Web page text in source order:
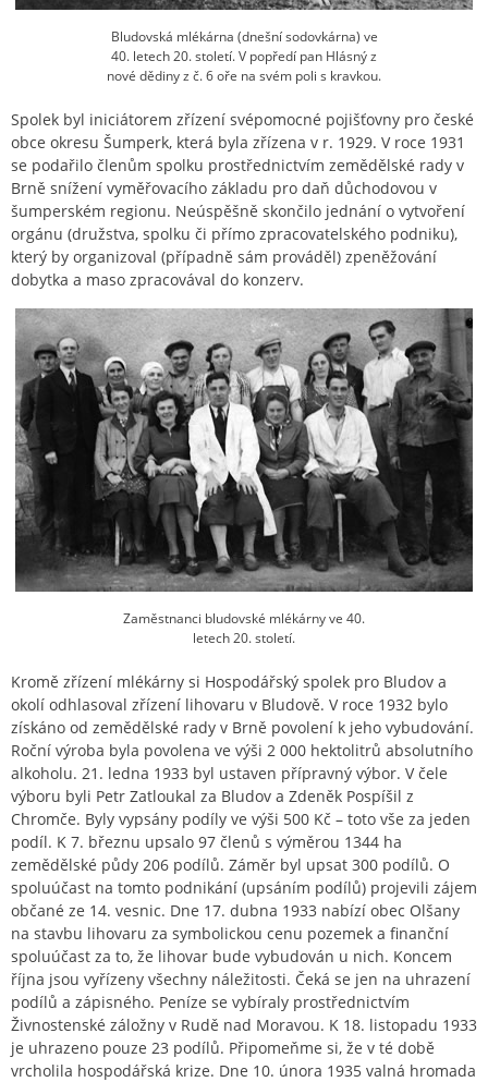
Bludovská mlékárna (dnešní sodovkárna) ve
40. letech 20. století. V popředí pan Hlásný z
nové dědiny z č. 6 oře na svém poli s kravkou.
Spolek byl iniciátorem zřízení svépomocné pojišťovny pro české
obce okresu Šumperk, která byla zřízena v r. 1929. V roce 1931
se podařilo členům spolku prostřednictvím zemědělské rady v
Brně snížení vyměřovacího základu pro daň důchodovou v
šumperském regionu. Neúspěšně skončilo jednání o vytvoření
orgánu (družstva, spolku či přímo zpracovatelského podniku),
který by organizoval (případně sám prováděl) zpeněžování
dobytka a maso zpracovával do konzerv.
Zaměstnanci bludovské mlékárny ve 40.
letech 20. století.
Kromě zřízení mlékárny si Hospodářský spolek pro Bludov a
okolí odhlasoval zřízení lihovaru v Bludově. V roce 1932 bylo
získáno od zemědělské rady v Brně povolení k jeho vybudování.
Roční výroba byla povolena ve výši 2 000 hektolitrů absolutního
alkoholu. 21. ledna 1933 byl ustaven přípravný výbor. V čele
výboru byli Petr Zatloukal za Bludov a Zdeněk Pospíšil z
Chromče. Byly vypsány podíly ve výši 500 Kč – toto vše za jeden
podíl. K 7. březnu upsalo 97 členů s výměrou 1344 ha
zemědělské půdy 206 podílů. Záměr byl upsat 300 podílů. O
spoluúčast na tomto podnikání (upsáním podílů) projevili zájem
občané ze 14. vesnic. Dne 17. dubna 1933 nabízí obec Olšany
na stavbu lihovaru za symbolickou cenu pozemek a finanční
spoluúčast za to, že lihovar bude vybudován u nich. Koncem
října jsou vyřízeny všechny náležitosti. Čeká se jen na uhrazení
podílů a zápisného. Peníze se vybíraly prostřednictvím
Živnostenské záložny v Rudě nad Moravou. K 18. listopadu 1933
je uhrazeno pouze 23 podílů. Připomeňme si, že v té době
vrcholila hospodářská krize. Dne 10. února 1935 valná hromada